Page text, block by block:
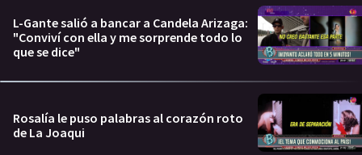
L-Gante salió a bancar a Candela Arizaga:
"Conviví con ella y me sorprende todo lo
que se dice"
Rosalía le puso palabras al corazón roto
de La Joaqui